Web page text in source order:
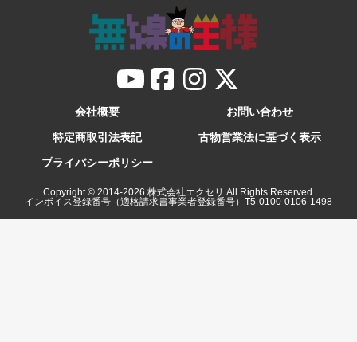
会社概要
お問い合わせ
特定商取引法表記
古物営業法に基づく表示
プライバシーポリシー
Copyright © 2014-2026 株式会社エクセリ All Rights Reserved.
インボイス登録番号（適格請求書事業者登録番号）T5-0100-0106-1498